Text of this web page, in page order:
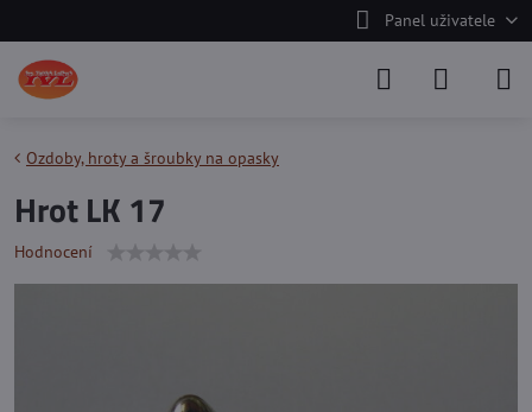
Panel uživatele
Ozdoby, hroty a šroubky na opasky
Hrot LK 17
Hodnocení